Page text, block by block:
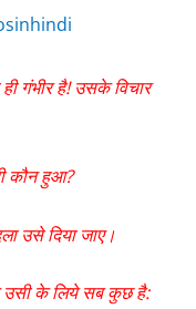
ही गंभीर है!उसके विचार
कौन हुआ?
उसे दिया जाए।
उसी के लिये सब कुछ है: